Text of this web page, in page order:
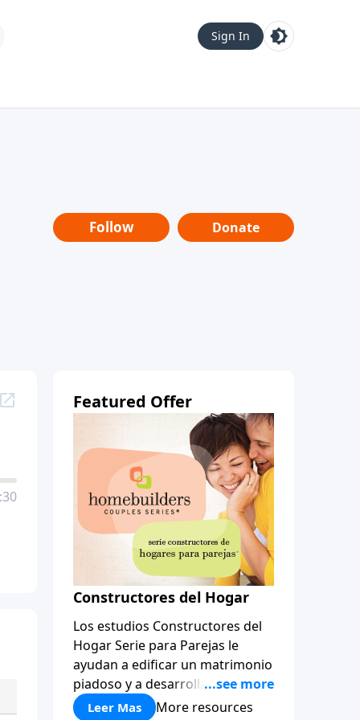
Sign In
Follow Donate
Featured Offer
Constructores del Hogar
Los estudios Constructores del
Hogar Serie para Parejas le
ayudan a edificar un matrimonio
piadoso y a desarrollar
amistades que duren para toda
Leer Mas More resources